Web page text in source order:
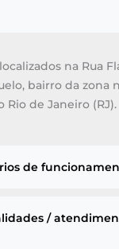
na Rua
bairro da zona
Rio de Janeiro (RJ).
de
/